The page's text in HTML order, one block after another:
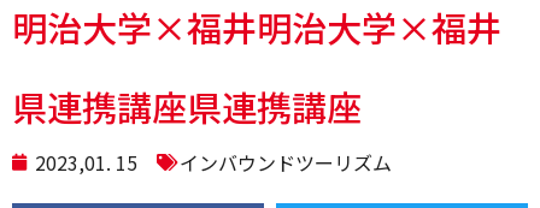
明治大学×福井明治大学×福井
県連携講座県連携講座
2023,01. 15 インバウンドツーリズム